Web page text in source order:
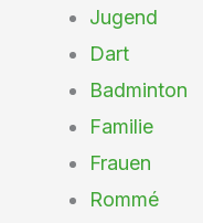
Jugend
Dart
Badminton
Familie
Frauen
Rommé